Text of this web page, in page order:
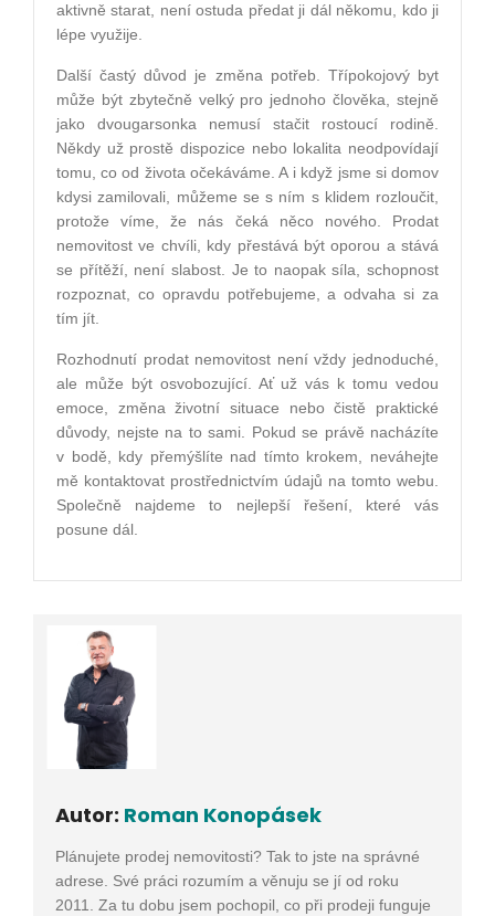
aktivně starat, není ostuda předat ji dál někomu, kdo ji
lépe využije.
Další častý důvod je změna potřeb. Třípokojový byt
může být zbytečně velký pro jednoho člověka, stejně
jako dvougarsonka nemusí stačit rostoucí rodině.
Někdy už prostě dispozice nebo lokalita neodpovídají
tomu, co od života očekáváme. A i když jsme si domov
kdysi zamilovali, můžeme se s ním s klidem rozloučit,
protože víme, že nás čeká něco nového. Prodat
nemovitost ve chvíli, kdy přestává být oporou a stává
se přítěží, není slabost. Je to naopak síla, schopnost
rozpoznat, co opravdu potřebujeme, a odvaha si za
tím jít.
Rozhodnutí prodat nemovitost není vždy jednoduché,
ale může být osvobozující. Ať už vás k tomu vedou
emoce, změna životní situace nebo čistě praktické
důvody, nejste na to sami. Pokud se právě nacházíte
v bodě, kdy přemýšlíte nad tímto krokem, neváhejte
mě kontaktovat prostřednictvím údajů na tomto webu.
Společně najdeme to nejlepší řešení, které vás
posune dál.
Autor: Roman Konopásek
Plánujete prodej nemovitosti? Tak to jste na správné
adrese. Své práci rozumím a věnuju se jí od roku
2011. Za tu dobu jsem pochopil, co při prodeji funguje